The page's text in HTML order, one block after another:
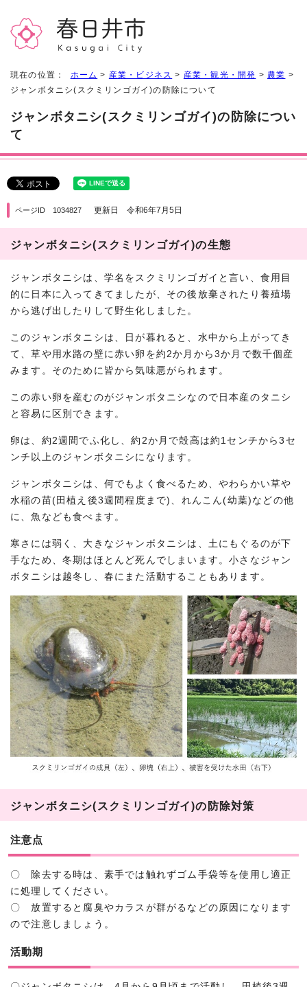
現在の位置： ホーム > 産業・ビジネス > 産業・観光・開発 > 農業 >
ジャンボタニシ(スクミリンゴガイ)の防除について
ジャンボタニシ(スクミリンゴガイ)の防除につい
て
ページID 1034827 更新日 令和6年7月5日
ジャンボタニシ(スクミリンゴガイ)の生態
ジャンボタニシは、学名をスクミリンゴガイと言い、食用目
的に日本に入ってきてましたが、その後放棄されたり養殖場
から逃げ出したりして野生化しました。
このジャンボタニシは、日が暮れると、水中から上がってき
て、草や用水路の壁に赤い卵を約2か月から3か月で数千個産
みます。そのために皆から気味悪がられます。
この赤い卵を産むのがジャンボタニシなので日本産のタニシ
と容易に区別できます。
卵は、約2週間でふ化し、約2か月で殻高は約1センチから3セ
ンチ以上のジャンボタニシになります。
ジャンボタニシは、何でもよく食べるため、やわらかい草や
水稲の苗(田植え後3週間程度まで)、れんこん(幼葉)などの他
に、魚なども食べます。
寒さには弱く、大きなジャンボタニシは、土にもぐるのが下
手なため、冬期はほとんど死んでしまいます。小さなジャン
ボタニシは越冬し、春にまた活動することもあります。
ジャンボタニシ(スクミリンゴガイ)の防除対策
注意点
〇 除去する時は、素手では触れずゴム手袋等を使用し適正
に処理してください。
〇 放置すると腐臭やカラスが群がるなどの原因になります
ので注意しましょう。
活動期